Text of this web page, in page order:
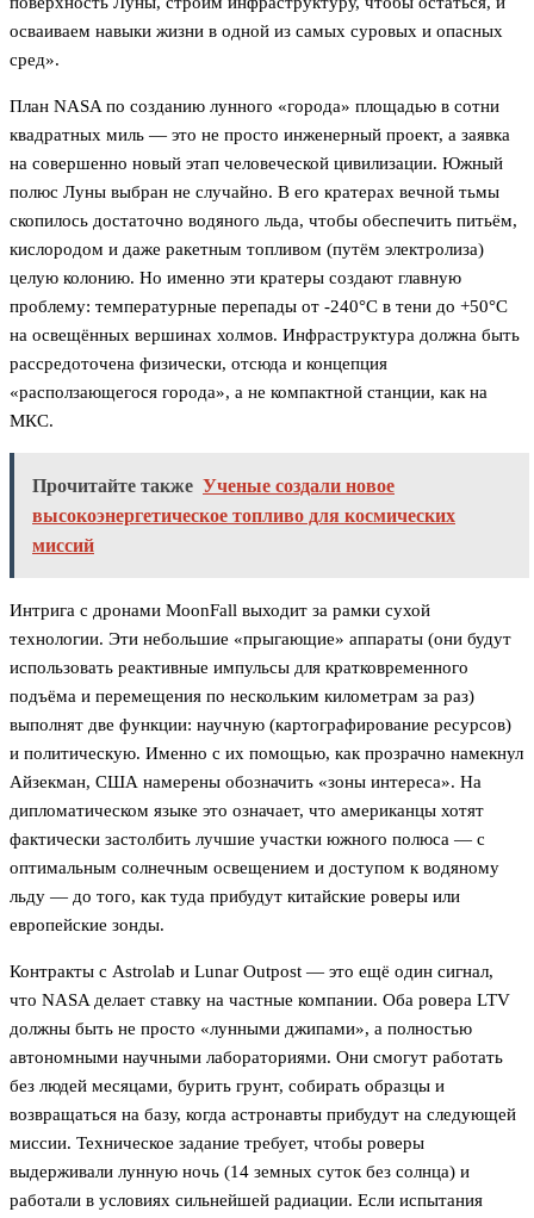
осваиваем навыки жизни в одной из самых суровых и опасных
сред».
План NASA по созданию лунного «города» площадью в сотни
квадратных миль — это не просто инженерный проект, а заявка
на совершенно новый этап человеческой цивилизации. Южный
полюс Луны выбран не случайно. В его кратерах вечной тьмы
скопилось достаточно водяного льда, чтобы обеспечить питьём,
кислородом и даже ракетным топливом (путём электролиза)
целую колонию. Но именно эти кратеры создают главную
проблему: температурные перепады от -240°C в тени до +50°C
на освещённых вершинах холмов. Инфраструктура должна быть
рассредоточена физически, отсюда и концепция
«расползающегося города», а не компактной станции, как на
МКС.
Прочитайте также Ученые создали новое
высокоэнергетическое топливо для космических
миссий
Интрига с дронами MoonFall выходит за рамки сухой
технологии. Эти небольшие «прыгающие» аппараты (они будут
использовать реактивные импульсы для кратковременного
подъёма и перемещения по нескольким километрам за раз)
выполнят две функции: научную (картографирование ресурсов)
и политическую. Именно с их помощью, как прозрачно намекнул
Айзекман, США намерены обозначить «зоны интереса». На
дипломатическом языке это означает, что американцы хотят
фактически застолбить лучшие участки южного полюса — с
оптимальным солнечным освещением и доступом к водяному
льду — до того, как туда прибудут китайские роверы или
европейские зонды.
Контракты с Astrolab и Lunar Outpost — это ещё один сигнал,
что NASA делает ставку на частные компании. Оба ровера LTV
должны быть не просто «лунными джипами», а полностью
автономными научными лабораториями. Они смогут работать
без людей месяцами, бурить грунт, собирать образцы и
возвращаться на базу, когда астронавты прибудут на следующей
миссии. Техническое задание требует, чтобы роверы
выдерживали лунную ночь (14 земных суток без солнца) и
работали в условиях сильнейшей радиации. Если испытания